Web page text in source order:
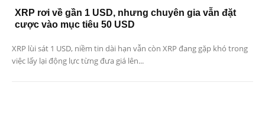
XRP rơi về gần 1 USD, nhưng chuyên gia vẫn đặt
cược vào mục tiêu 50 USD
XRP lùi sát 1 USD, niềm tin dài hạn vẫn còn XRP đang gặp khó trong
việc lấy lại động lực từng đưa giá lên...